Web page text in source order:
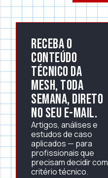
Receba o
conteúdo
técnico da
Mesh, toda
semana, direto
no seu e-mail.
Artigos, análises e
estudos de caso
aplicados — para
profissionais que
precisam decidir com
critério técnico.